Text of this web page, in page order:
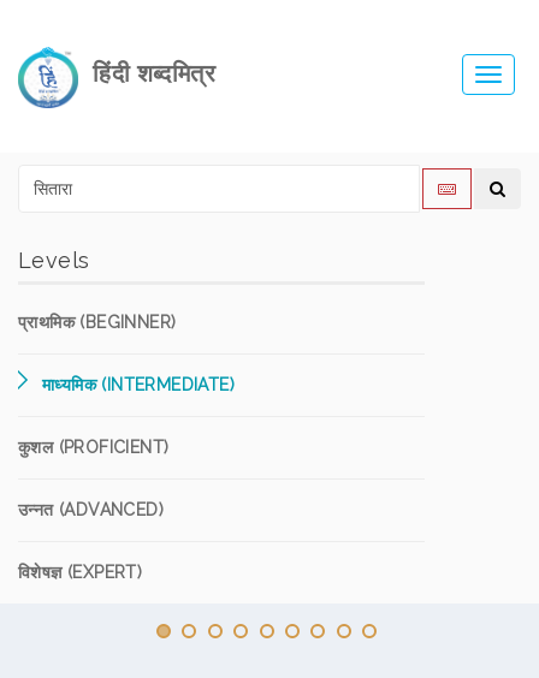
हिंदी शब्दमित्र
Levels
प्राथमिक (BEGINNER)
माध्यमिक (INTERMEDIATE)
कुशल (PROFICIENT)
उन्नत (ADVANCED)
विशेषज्ञ (EXPERT)